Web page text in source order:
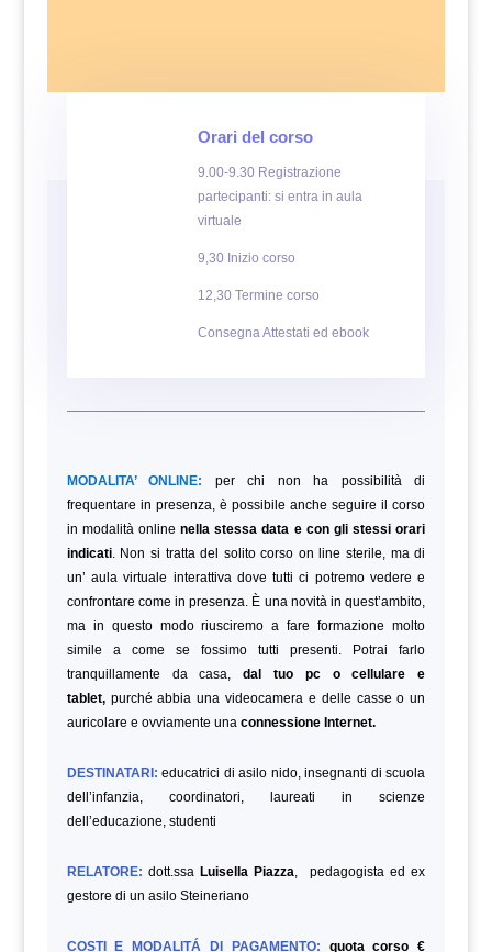
Orari del corso
9.00-9.30 Registrazione
partecipanti: si entra in aula
virtuale
9,30 Inizio corso
12,30 Termine corso
Consegna Attestati ed ebook
MODALITA’ ONLINE:
per chi non ha possibilità di
frequentare in presenza, è possibile anche seguire il corso
in modalità onlinenella stessa data e con gli stessi orari
indicati. Non si tratta del solito corso on line sterile, ma di
un’ aula virtuale interattiva dove tutti ci potremo vedere e
confrontare come in presenza. È una novità in quest’ambito,
ma in questo modo riusciremo a fare formazione molto
simile a come se fossimo tutti presenti. Potrai farlo
tranquillamente da casa,dal tuo pc o cellulare e
tablet,purché abbia una videocamera e delle casse o un
auricolare e ovviamente una connessione Internet.
DESTINATARI: educatrici di asilo nido, insegnanti di scuola
dell’infanzia, coordinatori, laureati in scienze
dell’educazione, studenti
RELATORE: dott.ssa Luisella Piazza, pedagogista ed ex
gestore di un asilo Steineriano
COSTI E MODALITÁ DI PAGAMENTO: quota corso €